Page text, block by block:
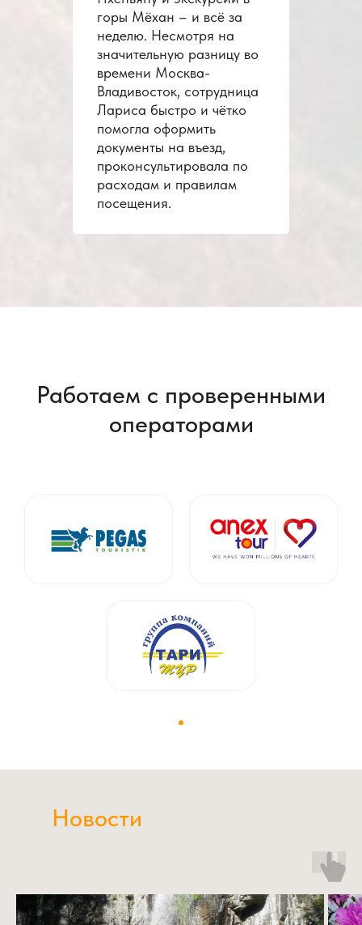
горы Мёхан – и всё за
неделю. Несмотря на
значительную разницу во
времени Москва-
Владивосток, сотрудница
Лариса быстро и чётко
помогла оформить
документы на въезд,
проконсультировала по
расходам и правилам
посещения.
Работаем с проверенными
операторами
Новости